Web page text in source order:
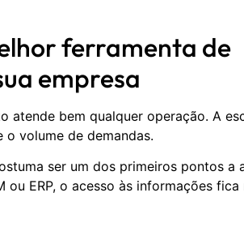
ferramenta de
empresa
atende bem qualquer operação. A
volume de demandas.
ser um dos primeiros pontos a
ERP, o acesso às informações